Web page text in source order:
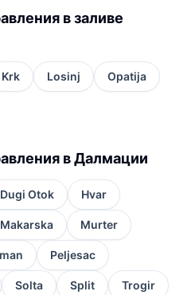
в заливе
Krk Losinj Opatija
в Далмации
Dugi Otok Hvar
Makarska Murter
Peljesac
Solta Split Trogir